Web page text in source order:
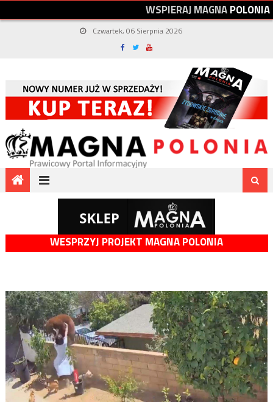
WSPIERAJMAGNAPOLONIA
Czwartek, 06 Sierpnia 2026
WESPRZYJ PROJEKT MAGNA POLONIA